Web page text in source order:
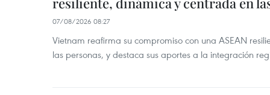
07/08/2026 08:27
Vietnam reafirma su compromiso con una ASEAN
las personas, y destaca sus aportes a la integración